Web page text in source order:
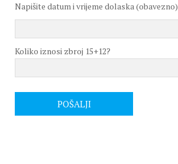
Napišite datum i vrijeme dolaska (obavezno)
Koliko iznosi zbroj 15+12?